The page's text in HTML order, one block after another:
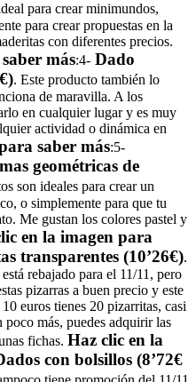
para crear minimundos,
para crear propuestas en la
con diferentes precios.
más:4- Dado
. Este producto también lo
de maravilla. A los
en cualquier lugar y es muy
actividad o dinámica en
saber más:5-
geométricas de
son ideales para crear un
o simplemente para que tu
Me gustan los colores pastel y
en la imagen para
transparentes (10’26€).
rebajado para el 11/11, pero
pizarras a buen precio y este
euros tienes 20 pizarritas, casi
más, puedes adquirir las
fichas. Haz clic en la
ados con bolsillos (8’72€